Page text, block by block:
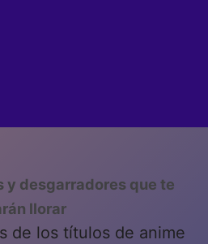
y desgarradores que te
llorar
de los títulos de anime